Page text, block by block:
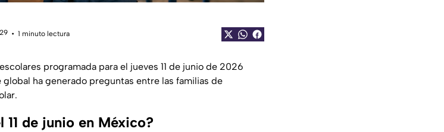
1 minuto lectura
programada para el jueves 11 de junio de 2026
ha generado preguntas entre las familias de
de junio en México?